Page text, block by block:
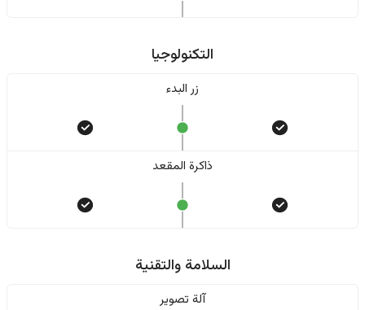
التكنولوجيا
زر البدء
ذاكرة المقعد
السلامة والتقنية
آلة تصوير